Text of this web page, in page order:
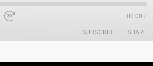
00:00 /
SUBSCRIBE SHARE